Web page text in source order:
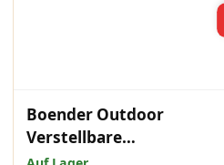
Boender Outdoor
Verstellbare
Loungegarnitur 3-teilig